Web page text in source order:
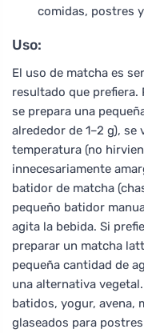
comidas, postres
Uso:
El uso de matcha es
resultado que prefiera.
se prepara una
alrededor de 1–2 g),
temperatura (no
innecesariamente
batidor de matcha
pequeño batidor
agita la bebida. Si
preparar un matcha
pequeña cantidad de
una alternativa
batidos, yogur, avena,
glaseados para